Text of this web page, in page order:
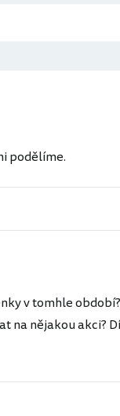
podělíme.
v tomhle
na nějakou akci?